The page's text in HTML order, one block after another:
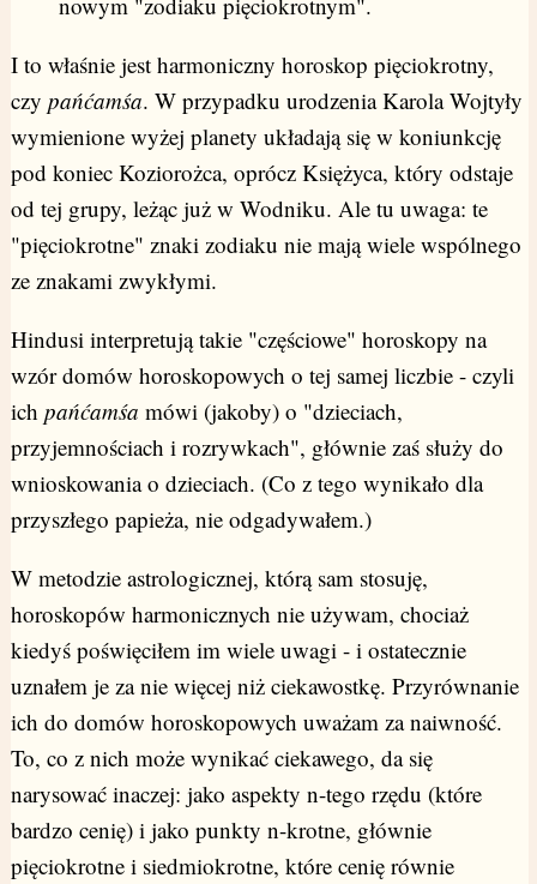
I to właśnie jest harmoniczny horoskop pięciokrotny,
czy pańćamśa. W przypadku urodzenia Karola Wojtyły
wymienione wyżej planety układają się w koniunkcję
pod koniec Koziorożca, oprócz Księżyca, który odstaje
od tej grupy, leżąc już w Wodniku. Ale tu uwaga: te
"pięciokrotne" znaki zodiaku nie mają wiele wspólnego
ze znakami zwykłymi.
Hindusi interpretują takie "częściowe" horoskopy na
wzór domów horoskopowych o tej samej liczbie - czyli
ich pańćamśa mówi (jakoby) o "dzieciach,
przyjemnościach i rozrywkach", głównie zaś służy do
wnioskowania o dzieciach. (Co z tego wynikało dla
przyszłego papieża, nie odgadywałem.)
W metodzie astrologicznej, którą sam stosuję,
horoskopów harmonicznych nie używam, chociaż
kiedyś poświęciłem im wiele uwagi - i ostatecznie
uznałem je za nie więcej niż ciekawostkę. Przyrównanie
ich do domów horoskopowych uważam za naiwność.
To, co z nich może wynikać ciekawego, da się
narysować inaczej: jako aspekty n-tego rzędu (które
bardzo cenię) i jako punkty n-krotne, głównie
pięciokrotne i siedmiokrotne, które cenię równie